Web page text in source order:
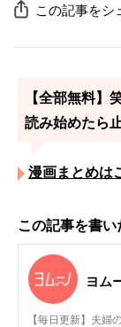
この記事をシ
【全部無料】
読み始めたら
漫画まとめは
この記事を書い
ヨム
【毎日更新】夫婦